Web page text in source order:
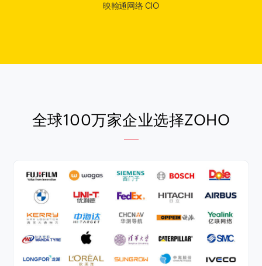
映翰通网络 CIO
全球100万家企业选择ZOHO